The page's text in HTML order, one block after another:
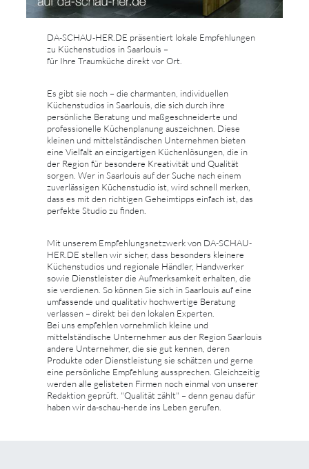
DA-SCHAU-HER.DE präsentiert lokale Empfehlungen
zu Küchenstudios in Saarlouis –
für Ihre Traumküche direkt vor Ort.
Es gibt sie noch – die charmanten, individuellen
Küchenstudios in Saarlouis, die sich durch ihre
persönliche Beratung und maßgeschneiderte und
professionelle Küchenplanung auszeichnen. Diese
kleinen und mittelständischen Unternehmen bieten
eine Vielfalt an einzigartigen Küchenlösungen, die in
der Region für besondere Kreativität und Qualität
sorgen. Wer in Saarlouis auf der Suche nach einem
zuverlässigen Küchenstudio ist, wird schnell merken,
dass es mit den richtigen Geheimtipps einfach ist, das
perfekte Studio zu finden.
Mit unserem Empfehlungsnetzwerk von DA-SCHAU-
HER.DE stellen wir sicher, dass besonders kleinere
Küchenstudios und regionale Händler, Handwerker
sowie Dienstleister die Aufmerksamkeit erhalten, die
sie verdienen. So können Sie sich in Saarlouis auf eine
umfassende und qualitativ hochwertige Beratung
verlassen – direkt bei den lokalen Experten.
Bei uns empfehlen vornehmlich kleine und
mittelständische Unternehmer aus der Region Saarlouis
andere Unternehmer, die sie gut kennen, deren
Produkte oder Dienstleistung sie schätzen und gerne
eine persönliche Empfehlung aussprechen. Gleichzeitig
werden alle gelisteten Firmen noch einmal von unserer
Redaktion geprüft. "Qualität zählt" – denn genau dafür
haben wir da-schau-her.de ins Leben gerufen.